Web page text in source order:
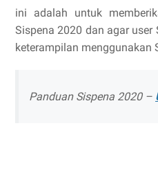
ini adalah untuk
Sispena 2020 dan agar
keterampilan menggunakan
Panduan Sispena 2020 –